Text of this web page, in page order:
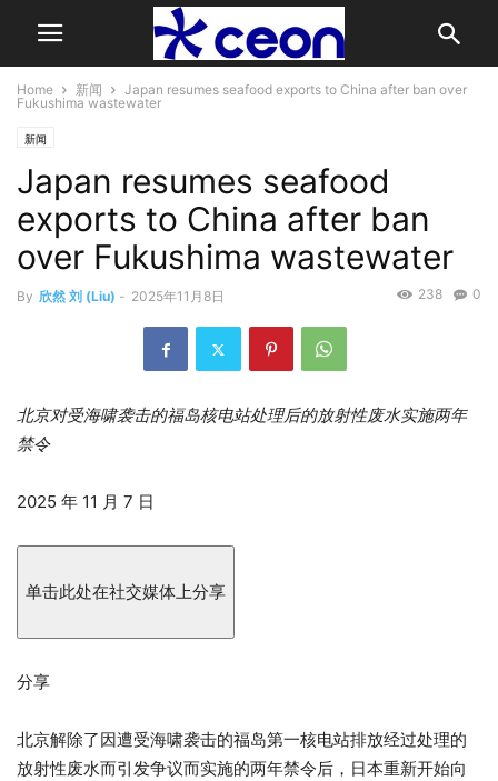
Home 新闻
Japan resumes seafood exports to China after ban over
Fukushima wastewater
新闻
Japan resumes seafood
exports to China after ban
over Fukushima wastewater
By 欣然 刘 (Liu) - 2025年11月8日 0
238
北京对受海啸袭击的福岛核电站处理后的放射性废水实施两年
禁令
发
2025
11
月
日
2025 年 11 月 7 日
单击此处在社交媒体上分享
分享
北京解除了因遭受海啸袭击的福岛第一核电站排放经过处理的
放射性废水而引发争议而实施的两年禁令后，日本重新开始向